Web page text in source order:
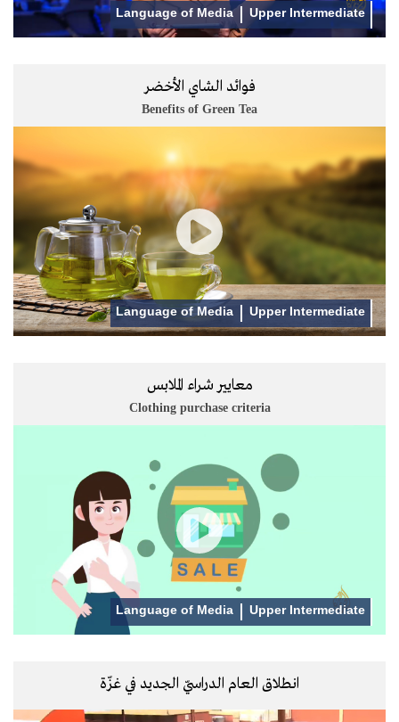
Language of Media Upper Intermediate
فوائد الشاي الأخضر
Benefits of Green Tea
Language of Media Upper Intermediate
معايير شراء الملابس
Clothing purchase criteria
Language of Media Upper Intermediate
انطلاق العام الدراسيّ الجديد في غزّة